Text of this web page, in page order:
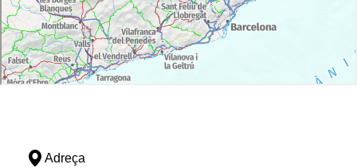
Adreça